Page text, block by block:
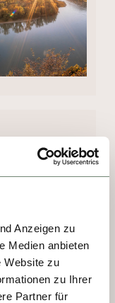
Anzeigen zu
Medien anbieten
Website zu
zu Ihrer
Partner für
imperial y
resonaron
vibra el arte
invitan